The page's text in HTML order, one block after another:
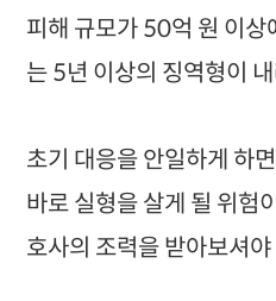
피해 규모가 50억 원 이상
는 5년 이상의 징역형이
초기 대응을 안일하게 하
바로 실형을 살게 될 위험
호사의 조력을 받아보셔야